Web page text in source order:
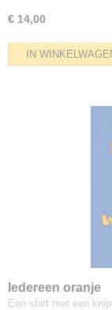
€ 14,00
IN
Iedereen oranje
Een shirt met een